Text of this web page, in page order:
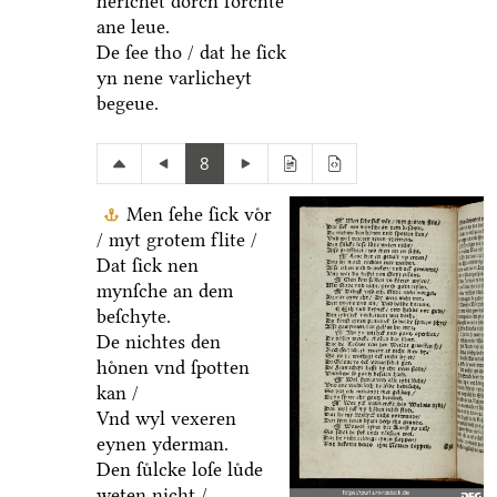
ane leue.
De ſee tho / dat he ſick
yn nene varlicheyt
begeue.
8
Men ſehe ſick voͤr
/ myt grotem flite /
Dat ſick nen
mynſche an dem
beſchyte.
De nichtes den
hoͤnen vnd ſpotten
kan /
Vnd wyl vexeren
eynen yderman.
Den ſuͤlcke loſe luͤde